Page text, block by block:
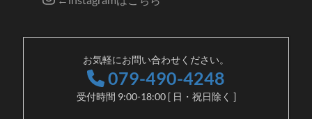
お気軽にお問い合わせください。
079-490-4248
受付時間 9:00-18:00 [ 日・祝日除く ]